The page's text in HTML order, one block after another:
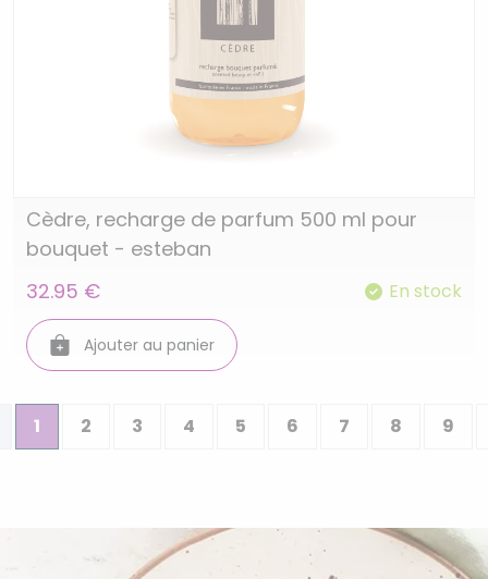
Cèdre, recharge de parfum 500 ml pour
bouquet - esteban
32.95 €
En stock
Ajouter au panier
1 2 3 4 5 6 7 8 9